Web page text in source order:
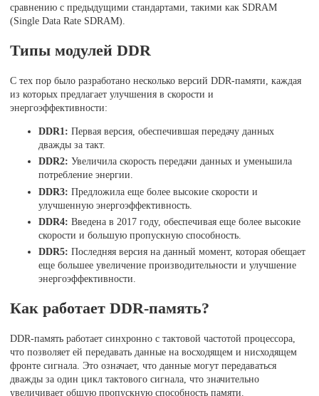
сравнению с предыдущими стандартами, такими как SDRAM
(Single Data Rate SDRAM).
Типы модулей DDR
С тех пор было разработано несколько версий DDR-памяти, каждая
из которых предлагает улучшения в скорости и
энергоэффективности:
DDR1: Первая версия, обеспечившая передачу данных
дважды за такт.
DDR2: Увеличила скорость передачи данных и уменьшила
потребление энергии.
DDR3: Предложила еще более высокие скорости и
улучшенную энергоэффективность.
DDR4: Введена в 2017 году, обеспечивая еще более высокие
скорости и большую пропускную способность.
DDR5: Последняя версия на данный момент, которая обещает
еще большее увеличение производительности и улучшение
энергоэффективности.
Как работает DDR-память?
DDR-память работает синхронно с тактовой частотой процессора,
что позволяет ей передавать данные на восходящем и нисходящем
фронте сигнала. Это означает, что данные могут передаваться
дважды за один цикл тактового сигнала, что значительно
увеличивает общую пропускную способность памяти.